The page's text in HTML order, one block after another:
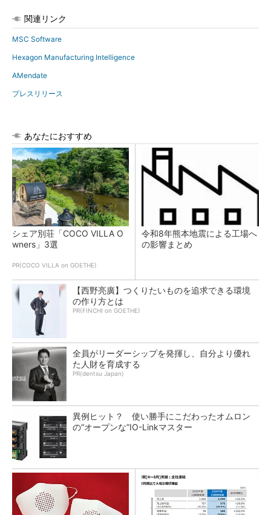
関連リンク
MSC Software
Hexagon Manufacturing Intelligence
AMendate
プレスリリース
あなたにおすすめ
シェア別荘「COCO VILLA O
wners」3選
PR(COCO VILLA on GOETHE)
令和8年熊本地震による工場へ
の影響まとめ
【西野亮廣】つくりたいものを追求できる環境
の作り方とは
PR(FINCHI on GOETHE)
全員がリーダーシップを発揮し、自分より優れ
た人財を育成する
PR(dentsu Japan)
異例ヒット？ 使い勝手にこだわったオムロン
の“オープンな”IO-Linkマスター